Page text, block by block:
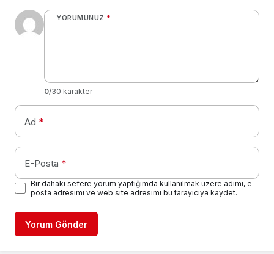
YORUMUNUZ *
0/30 karakter
Ad *
E-Posta *
Bir dahaki sefere yorum yaptığımda kullanılmak üzere adımı, e-
posta adresimi ve web site adresimi bu tarayıcıya kaydet.
Yorum Gönder